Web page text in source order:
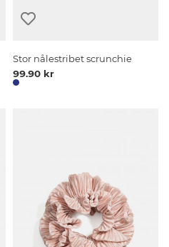
Stor nålestribet scrunchie
99.90 kr